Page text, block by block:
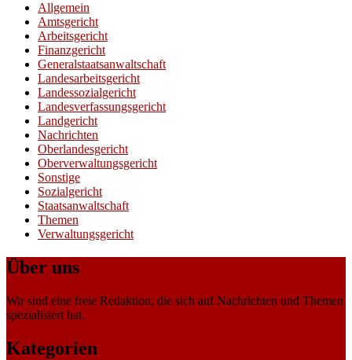
Allgemein
Amtsgericht
Arbeitsgericht
Finanzgericht
Generalstaatsanwaltschaft
Landesarbeitsgericht
Landessozialgericht
Landesverfassungsgericht
Landgericht
Nachrichten
Oberlandesgericht
Oberverwaltungsgericht
Sonstige
Sozialgericht
Staatsanwaltschaft
Themen
Verwaltungsgericht
Über uns
Wir sind eine freie Redaktion, die sich auf Nachrichten und Themen
spezialisiert hat.
Kategorien